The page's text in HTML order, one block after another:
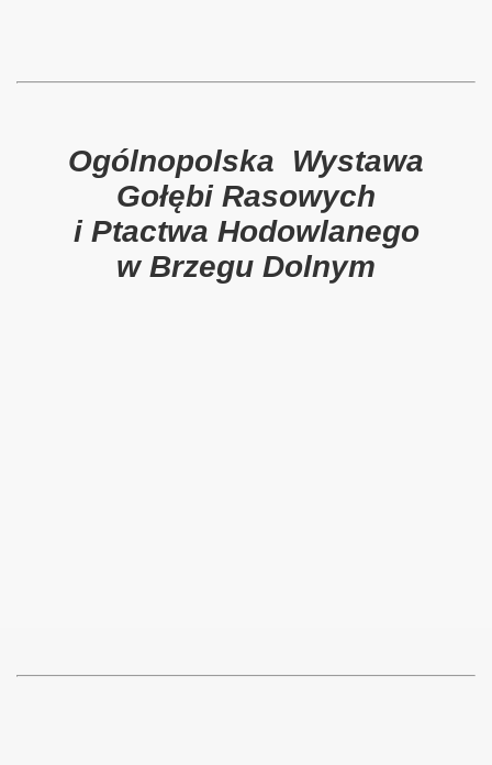
Ogólnopolska Wystawa
Gołębi Rasowych
i Ptactwa Hodowlanego
w Brzegu Dolnym